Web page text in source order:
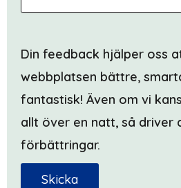
Din feedback hjälper oss
webbplatsen bättre,
fantastisk! Även om vi
allt över en natt, så driver
förbättringar.
Skicka